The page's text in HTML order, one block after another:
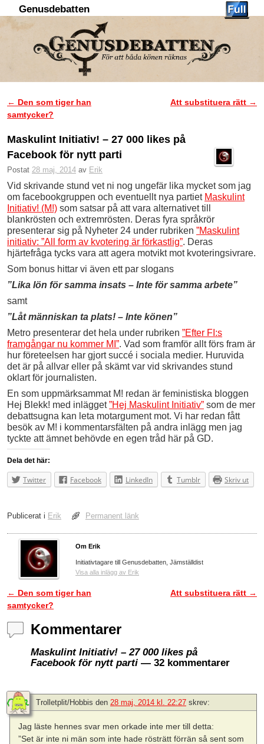
Genusdebatten
Inläggsnavigering
← Den som tiger han
samtycker?
Att substituera rätt →
Maskulint Initiativ! – 27 000 likes på
Facebook för nytt parti
Postat 28 maj, 2014 av Erik
Vid skrivande stund vet ni nog ungefär lika mycket som jag
om facebookgruppen och eventuellt nya partiet Maskulint
Initiativ! (M!) som satsar på att vara alternativet till
blankrösten och extremrösten. Deras fyra språkrör
presenterar sig på Nyheter 24 under rubriken ”Maskulint
initiativ: ”All form av kvotering är förkastlig”. Deras
hjärtefråga tycks vara att agera motvikt mot kvoteringsivrare.
Som bonus hittar vi även ett par slogans
”Lika lön för samma insats – Inte för samma arbete”
samt
”Låt människan ta plats! – Inte könen”
Metro presenterar det hela under rubriken ”Efter FI:s
framgångar nu kommer MI”. Vad som framför allt förs fram är
hur företeelsen har gjort succé i sociala medier. Huruvida
det är på allvar eller på skämt var vid skrivandes stund
oklart för journalisten.
En som uppmärksammat M! redan är feministiska bloggen
Hej Blekk! med inlägget”Hej Maskulint Initiativ” som de mer
debattsugna kan leta motargument mot. Vi har redan fått
besök av M! i kommentarsfälten på andra inlägg men jag
tyckte att ämnet behövde en egen tråd här på GD.
Dela det här:
Twitter Facebook LinkedIn Tumblr Skriv ut
Publicerat i Erik Permanent länk
Om Erik
Initiativtagare till Genusdebatten, Jämställdist
Visa alla inlägg av Erik
Inläggsnavigering
← Den som tiger han
samtycker?
Att substituera rätt →
Kommentarer
Maskulint Initiativ! – 27 000 likes på
Facebook för nytt parti — 32 kommentarer
Trolletplit/Hobbis den 28 maj, 2014 kl. 22:27 skrev:
Jag läste hennes svar men orkade inte mer till detta:
”Set är inte ni män som inte hade rösträtt förrän så sent som